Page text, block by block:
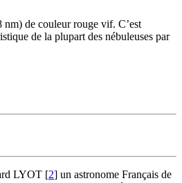
nm) de couleur rouge vif. C’est
de la plupart des nébuleuses par
LYOT [2] un astronome Français de